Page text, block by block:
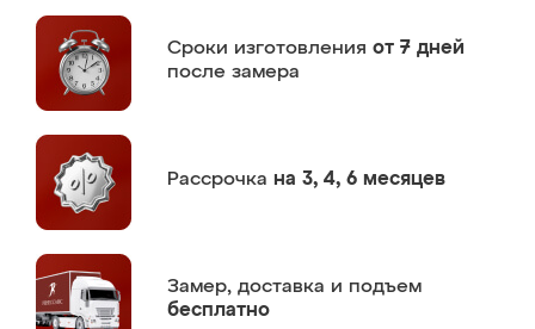
Сроки изготовления от 7 дней
после замера
Рассрочка на 3, 4, 6 месяцев
Замер, доставка и подъем
бесплатно